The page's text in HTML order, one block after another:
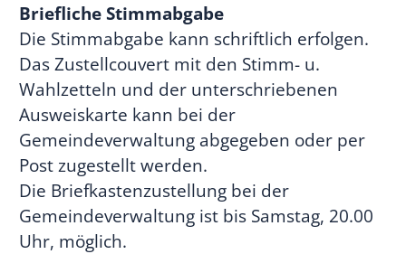
Briefliche Stimmabgabe
Die Stimmabgabe kann schriftlich erfolgen.
Das Zustellcouvert mit den Stimm- u.
Wahlzetteln und der unterschriebenen
Ausweiskarte kann bei der
Gemeindeverwaltung abgegeben oder per
Post zugestellt werden.
Die Briefkastenzustellung bei der
Gemeindeverwaltung ist bis Samstag, 20.00
Uhr, möglich.